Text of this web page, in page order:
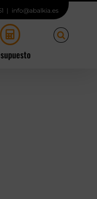
| info@abalkia.es